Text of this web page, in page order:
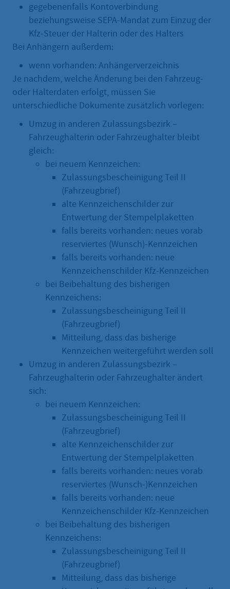
gegebenenfalls Kontoverbindung
beziehungsweise SEPA‐Mandat zum Einzug der
Kfz‐Steuer der Halterin oder des Halters
Bei Anhängern außerdem:
wenn vorhanden: Anhängerverzeichnis
Je nachdem, welche Änderung bei den Fahrzeug-
oder Halterdaten erfolgt, müssen Sie
unterschiedliche Dokumente zusätzlich vorlegen:
Umzug in anderen Zulassungsbezirk –
Fahrzeughalterin oder Fahrzeughalter bleibt
gleich:
bei neuem Kennzeichen:
Zulassungsbescheinigung Teil II
(Fahrzeugbrief)
alte Kennzeichenschilder zur
Entwertung der Stempelplaketten
falls bereits vorhanden: neues vorab
reserviertes (Wunsch)-Kennzeichen
falls bereits vorhanden: neue
Kennzeichenschilder Kfz-Kennzeichen
bei Beibehaltung des bisherigen
Kennzeichens:
Zulassungsbescheinigung Teil II
(Fahrzeugbrief)
Mitteilung, dass das bisherige
Kennzeichen weitergeführt werden soll
Umzug in anderen Zulassungsbezirk –
Fahrzeughalterin oder Fahrzeughalter ändert
sich:
bei neuem Kennzeichen:
Zulassungsbescheinigung Teil II
(Fahrzeugbrief)
alte Kennzeichenschilder zur
Entwertung der Stempelplaketten
falls bereits vorhanden: neues vorab
reserviertes (Wunsch-)Kennzeichen
falls bereits vorhanden: neue
Kennzeichenschilder Kfz-Kennzeichen
bei Beibehaltung des bisherigen
Kennzeichens:
Zulassungsbescheinigung Teil II
(Fahrzeugbrief)
Mitteilung, dass das bisherige